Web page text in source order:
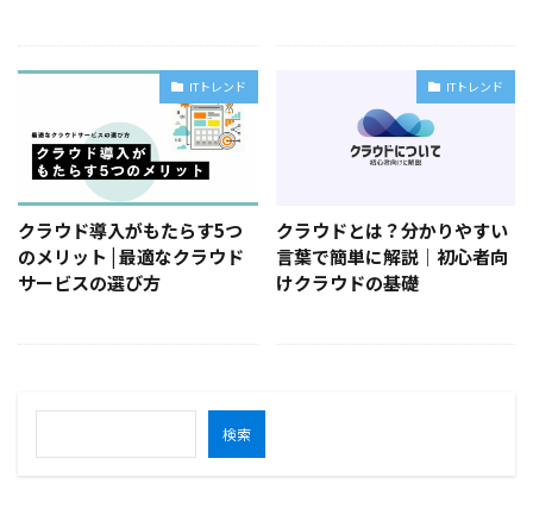
ITトレンド
クラウド導入がもたらす5つ
のメリット | 最適なクラウド
サービスの選び方
ITトレンド
クラウドとは？分かりやすい
言葉で簡単に解説｜初心者向
けクラウドの基礎
検索